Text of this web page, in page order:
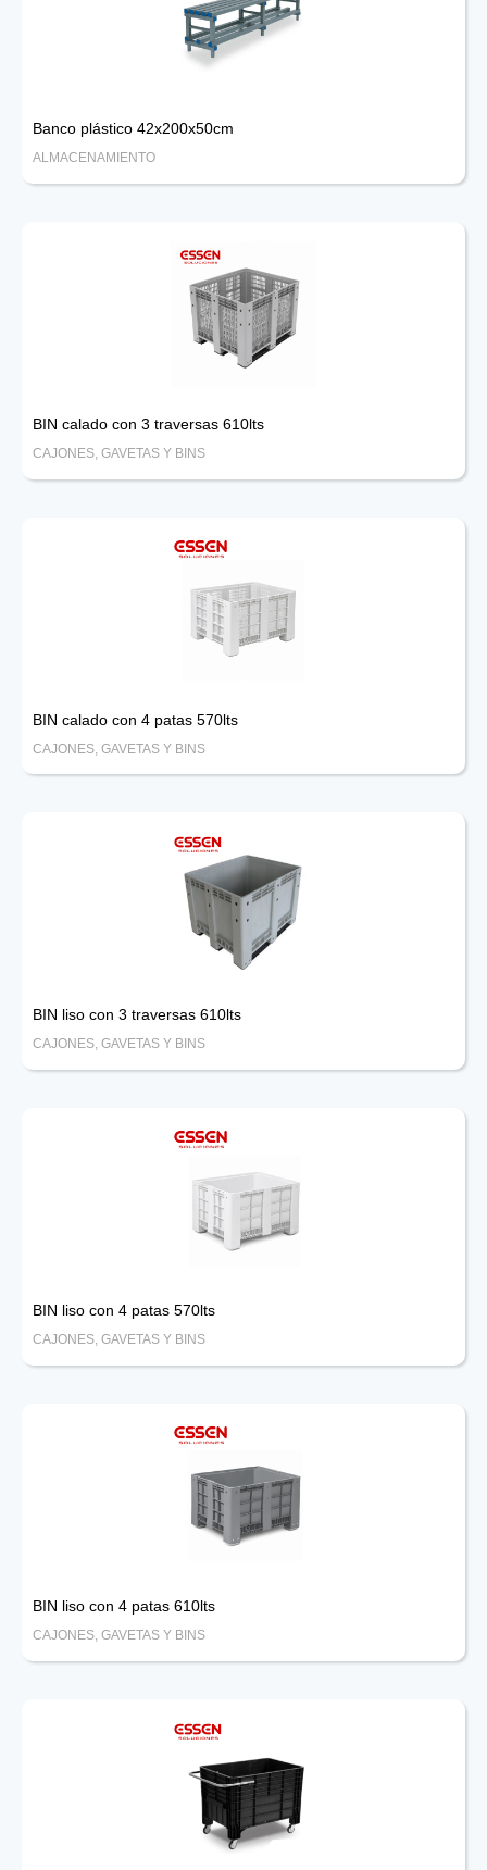
Banco plástico 42x200x50cm
ALMACENAMIENTO
BIN calado con 3 traversas 610lts
CAJONES, GAVETAS Y BINS
BIN calado con 4 patas 570lts
CAJONES, GAVETAS Y BINS
BIN liso con 3 traversas 610lts
CAJONES, GAVETAS Y BINS
BIN liso con 4 patas 570lts
CAJONES, GAVETAS Y BINS
BIN liso con 4 patas 610lts
CAJONES, GAVETAS Y BINS